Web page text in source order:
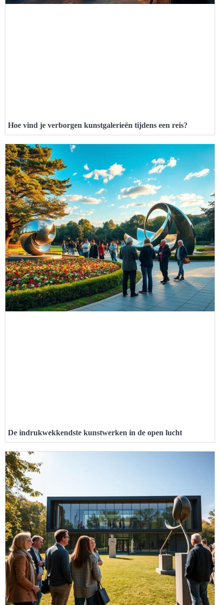
Hoe vind je verborgen kunstgalerieën tijdens een reis?
De indrukwekkendste kunstwerken in de open lucht